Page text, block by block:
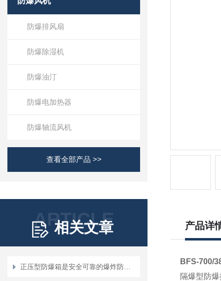
防爆排风扇
防爆除湿机
防爆油汀
防爆电加热器
防爆轴流风机
查看全部产品 >>
ARTICLE
相关文章 产品详
BFS-700/
隔爆型防